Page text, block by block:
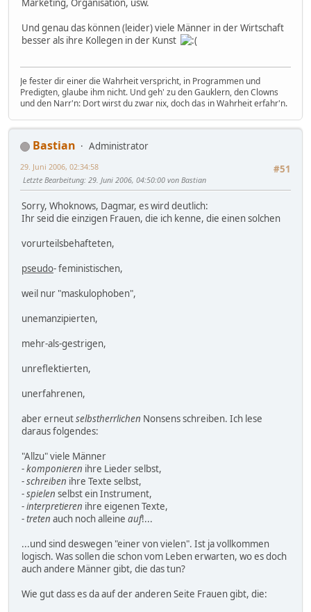
Und genau das können (leider) viele Männer in der Wirtschaft
besser als ihre Kollegen in der Kunst
Je fester dir einer die Wahrheit verspricht, in Programmen und
Predigten, glaube ihm nicht. Und geh' zu den Gauklern, den Clowns
und den Narr'n: Dort wirst du zwar nix, doch das in Wahrheit erfahr'n.
Bastian
Administrator
#51
29. Juni 2006, 02:34:58
Letzte Bearbeitung: 29. Juni 2006, 04:50:00 von Bastian
Sorry, Whoknows, Dagmar, es wird deutlich:
Ihr seid die einzigen Frauen, die ich kenne, die einen solchen
vorurteilsbehafteten,
pseudo- feministischen,
weil nur "maskulophoben",
unemanzipierten,
mehr-als-gestrigen,
unreflektierten,
unerfahrenen,
aber erneutselbstherrlichen Nonsens schreiben. Ich lese
daraus folgendes:
"Allzu" viele Männer
-komponieren ihre Lieder selbst,
-schreiben ihre Texte selbst,
-spielen selbst ein Instrument,
-interpretieren ihre eigenen Texte,
-treten auch noch alleine auf!...
...und sind deswegen "einer von vielen". Ist ja vollkommen
logisch. Was sollen die schon vom Leben erwarten, wo es doch
auch andere Männer gibt, die das tun?
Wie gut dass es da auf der anderen Seite Frauen gibt, die: